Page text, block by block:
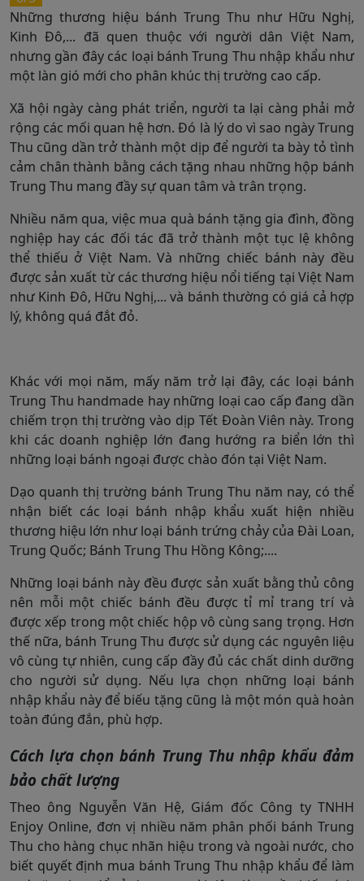
Những thương hiệu bánh Trung Thu như Hữu Nghị,
Kinh Đô,... đã quen thuộc với người dân Việt Nam,
nhưng gần đây các loại bánh Trung Thu nhập khẩu như
một làn gió mới cho phân khúc thị trường cao cấp.
Xã hội ngày càng phát triển, người ta lại càng phải mở
rộng các mối quan hệ hơn. Đó là lý do vì sao ngày Trung
Thu cũng dần trở thành một dịp để người ta bày tỏ tình
cảm chân thành bằng cách tặng nhau những hộp bánh
Trung Thu mang đầy sự quan tâm và trân trọng.
Nhiều năm qua, việc mua quà bánh tặng gia đình, đồng
nghiệp hay các đối tác đã trở thành một tục lệ không
thể thiếu ở Việt Nam. Và những chiếc bánh này đều
được sản xuất từ các thương hiệu nổi tiếng tại Việt Nam
như Kinh Đô, Hữu Nghị,... và bánh thường có giá cả hợp
lý, không quá đắt đỏ.
Khác với mọi năm, mấy năm trở lại đây, các loại bánh
Trung Thu handmade hay những loại cao cấp đang dần
chiếm trọn thị trường vào dịp Tết Đoàn Viên này. Trong
khi các doanh nghiệp lớn đang hướng ra biển lớn thì
những loại bánh ngoại được chào đón tại Việt Nam.
Dạo quanh thị trường bánh Trung Thu năm nay, có thể
nhận biết các loại bánh nhập khẩu xuất hiện nhiều
thương hiệu lớn như loại bánh trứng chảy của Đài Loan,
Trung Quốc; Bánh Trung Thu Hồng Kông;....
Những loại bánh này đều được sản xuất bằng thủ công
nên mỗi một chiếc bánh đều được tỉ mỉ trang trí và
được xếp trong một chiếc hộp vô cùng sang trọng. Hơn
thế nữa, bánh Trung Thu được sử dụng các nguyên liệu
vô cùng tự nhiên, cung cấp đầy đủ các chất dinh dưỡng
cho người sử dụng. Nếu lựa chọn những loại bánh
nhập khẩu này để biếu tặng cũng là một món quà hoàn
toàn đúng đắn, phù hợp.
Cách lựa chọn bánh Trung Thu nhập khẩu đảm
bảo chất lượng
Theo ông Nguyễn Văn Hệ, Giám đốc Công ty TNHH
Enjoy Online, đơn vị nhiều năm phân phối bánh Trung
Thu cho hàng chục nhãn hiệu trong và ngoài nước, cho
biết quyết định mua bánh Trung Thu nhập khẩu để làm